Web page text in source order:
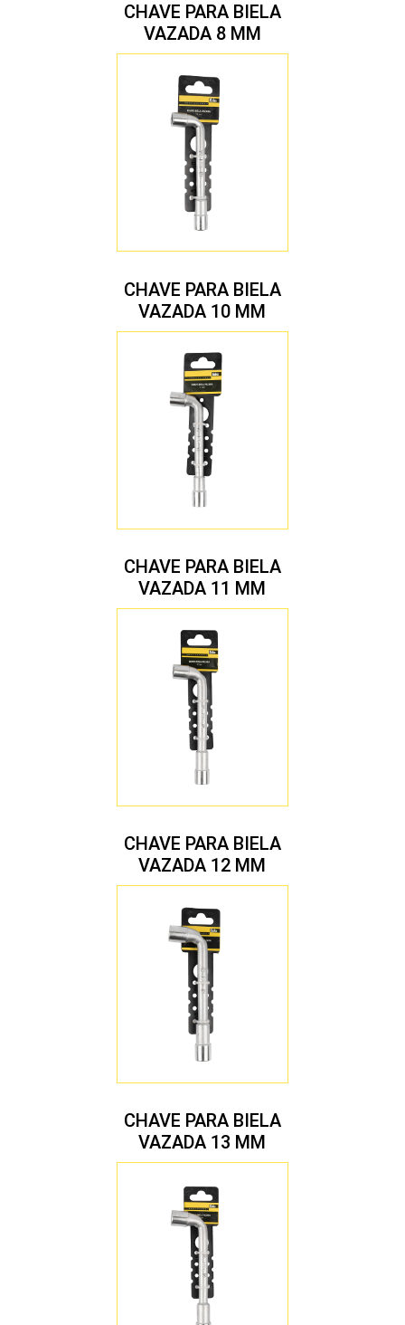
CHAVE PARA BIELA
VAZADA 8 MM
CHAVE PARA BIELA
VAZADA 10 MM
CHAVE PARA BIELA
VAZADA 11 MM
CHAVE PARA BIELA
VAZADA 12 MM
CHAVE PARA BIELA
VAZADA 13 MM